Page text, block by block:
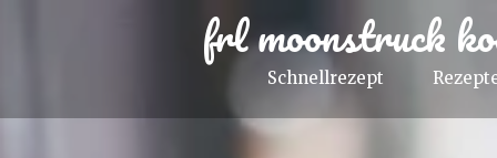
frl moonstruck
Schnellrezept